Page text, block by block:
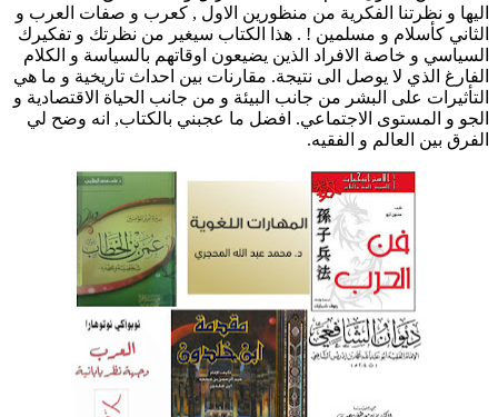
اليها و نظرتنا الفكرية من منظورين الاول , كعرب و صفات العرب و
الثاني كأسلام و مسلمين ! . هذا الكتاب سيغير من نظرتك و تفكيرك
السياسي و خاصة الافراد الذين يضيعون اوقاتهم بالسياسة و الكلام
الفارغ الذي لا يوصل الى نتيجة. مقارنات بين احداث تاريخية و ما هي
التأثيرات على البشر من جانب البيئة و من جانب الحياة الاقتصادية و
الجو و المستوى الاجتماعي. افضل ما عجبني بالكتاب, انه وضح لي
الفرق بين العالم و الفقيه.